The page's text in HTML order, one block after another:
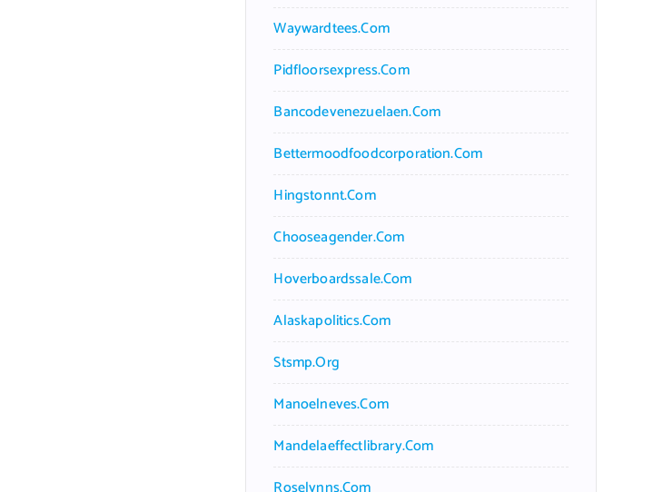
Waywardtees.com
Pidfloorsexpress.com
Bancodevenezuelaen.com
Bettermoodfoodcorporation.com
Hingstonnt.com
Chooseagender.com
Hoverboardssale.com
Alaskapolitics.com
Stsmp.org
Manoelneves.com
Mandelaeffectlibrary.com